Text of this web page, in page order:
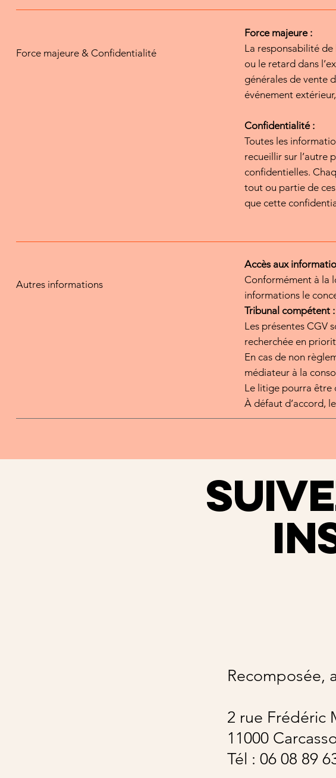
Force majeure & Confidentialité
Force majeure :
La responsabilité
ou le retard dans
générales de vente
événement
Confidentialité :
Toutes les
recueillir sur l’autre
confidentielles.
tout ou partie de
que cette
Autres informations
Accès aux
Conformément à la
informations le
Tribunal compétent :
Les présentes CGV
recherchée en
En cas de non
médiateur à la
Le litige pourra être
À défaut d’accord,
Recomposée,
2 rue Frédéric
11000
​​Tél : 06 08 89